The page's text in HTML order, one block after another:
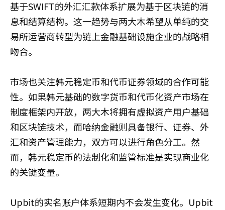
基于SWIFT的外汇汇款体系扩展为基于区块链的消
息和结算结构。这一趋势与两大木希望从单纯的交
易所运营商转型为链上金融基础设施企业的战略相
吻合。
市场也关注韩元稳定币和代币证券领域的合作可能
性。如果韩元基础的数字货币和代币化资产市场在
制度框架内开放，两大木将拥有虚拟资产用户基础
和区块链技术，而哈纳金融则具备银行、证券、外
汇和资产管理能力，双方可以进行角色分工。然
而，韩元稳定币的法制化和监管标准是实现商业化
的关键变量。
Upbit的实名账户体系短期内不会发生变化。Upbit